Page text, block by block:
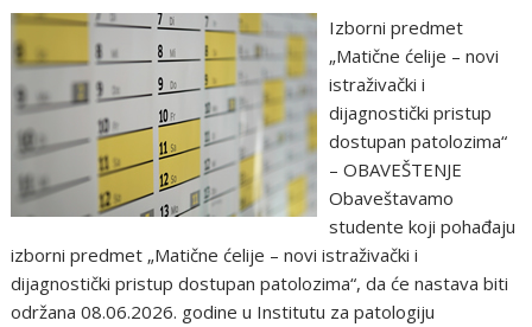
Izborni predmet
„Matične ćelije – novi
istraživački i
dijagnostički pristup
dostupan patolozima“
– OBAVEŠTENJE
Obaveštavamo
studente koji pohađaju
izborni predmet „Matične ćelije – novi istraživački i
dijagnostički pristup dostupan patolozima“, da će nastava biti
održana 08.06.2026. godine u Institutu za patologiju